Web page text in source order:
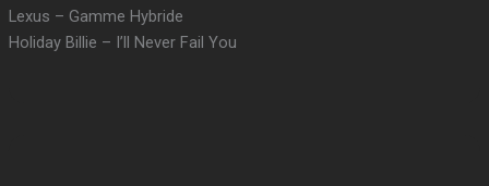
Lexus – Gamme Hybride
Holiday Billie – I’ll Never Fail You